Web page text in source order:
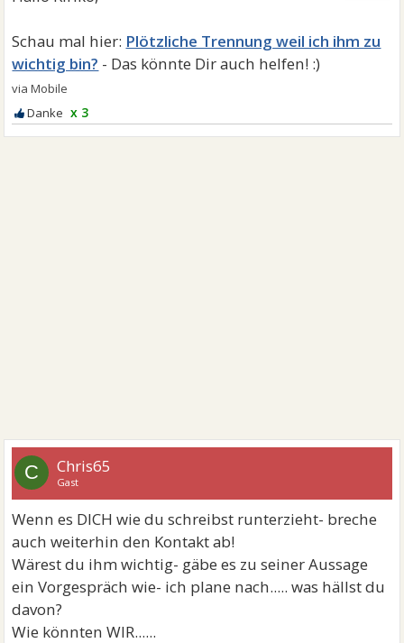
Plötzliche Trennung weil ich ihm zu
wichtig bin?
x 3
C Chris65
Gast
Wenn es DICH wie du schreibst runterzieht- breche
auch weiterhin den Kontakt ab!
Wärest du ihm wichtig- gäbe es zu seiner Aussage
ein Vorgespräch wie- ich plane nach..... was hällst du
davon?
Wie könnten WIR......